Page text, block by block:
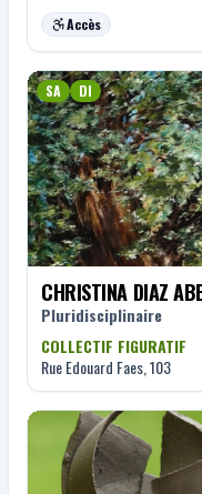
Accès
SA DI
CHRISTINA DIAZ
Pluridisciplinaire
COLLECTIF FIGURATIF
Rue Edouard Faes, 103